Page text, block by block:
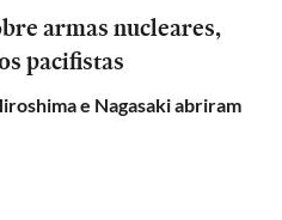
armas nucleares,
pacifistas
e Nagasaki abriram